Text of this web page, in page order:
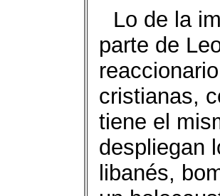
Lo de la
parte de
cristianas,
tiene el
despliegan
libanés,